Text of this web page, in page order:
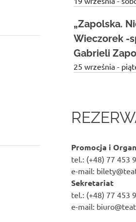
„Zapolska.
Wieczorek -
Gabrieli
25 września -
Promocja i
tel.: (+48) 77 453
e-mail:
Sekretariat
tel.: (+48) 77 453
e-mail: